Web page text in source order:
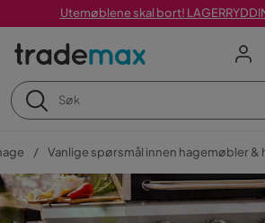
Utemøblene skal bort!
Vanlige spørsmål innen hagemøbler &